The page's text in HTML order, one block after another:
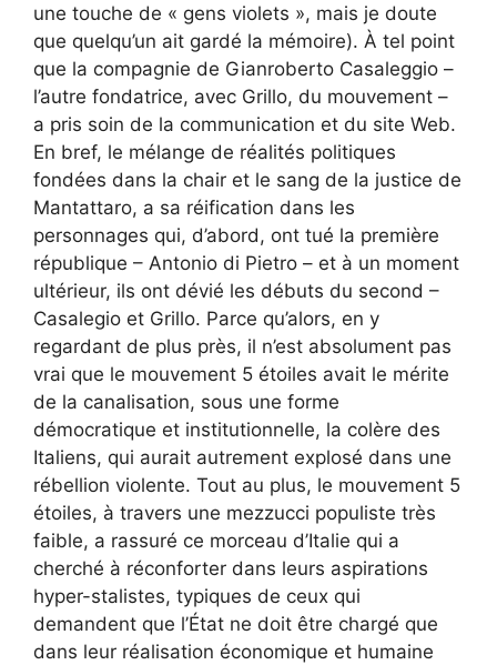
une touche de « gens violets », mais je doute
que quelqu’un ait gardé la mémoire). À tel point
que la compagnie de Gianroberto Casaleggio –
l’autre fondatrice, avec Grillo, du mouvement –
a pris soin de la communication et du site Web.
En bref, le mélange de réalités politiques
fondées dans la chair et le sang de la justice de
Mantattaro, a sa réification dans les
personnages qui, d’abord, ont tué la première
république – Antonio di Pietro – et à un moment
ultérieur, ils ont dévié les débuts du second –
Casalegio et Grillo. Parce qu’alors, en y
regardant de plus près, il n’est absolument pas
vrai que le mouvement 5 étoiles avait le mérite
de la canalisation, sous une forme
démocratique et institutionnelle, la colère des
Italiens, qui aurait autrement explosé dans une
rébellion violente. Tout au plus, le mouvement 5
étoiles, à travers une mezzucci populiste très
faible, a rassuré ce morceau d’Italie qui a
cherché à réconforter dans leurs aspirations
hyper-stalistes, typiques de ceux qui
demandent que l’État ne doit être chargé que
dans leur réalisation économique et humaine